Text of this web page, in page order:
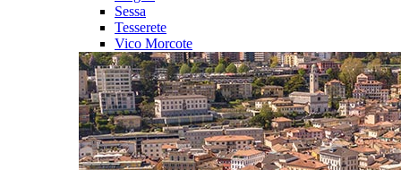
Sessa
Tesserete
Vico Morcote